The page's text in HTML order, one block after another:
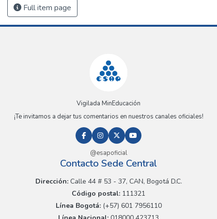
Full item page
Vigilada MinEducación
¡Te invitamos a dejar tus comentarios en nuestros canales oficiales!
@esapoficial
Contacto Sede Central
Dirección:Calle 44 # 53 - 37, CAN, Bogotá D.C.
Código postal: 111321
Línea Bogotá:(+57) 601 7956110